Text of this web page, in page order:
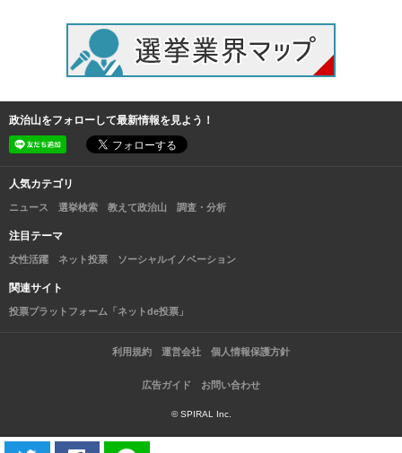
政治山をフォローして最新情報を見よう！
人気カテゴリ
ニュース 選挙検索 教えて政治山 調査・分析
注目テーマ
女性活躍 ネット投票 ソーシャルイノベーション
関連サイト
投票プラットフォーム「ネットde投票」
利用規約 運営会社 個人情報保護方針
広告ガイド お問い合わせ
© SPIRAL Inc.